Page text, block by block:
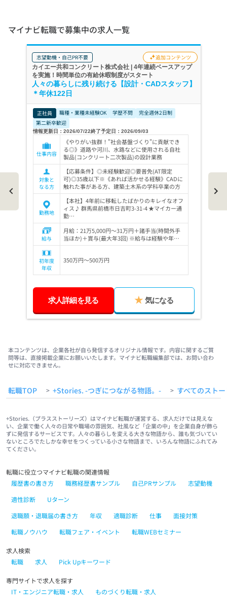
マイナビ転職で募集中の求人一覧
志望動機・自己PR不要 追加コンテンツ
カイエー共和コンクリート株式会社 | 4年連続ベースアップ
を実施！時間単位の有給休暇制度がスタート
人々の暮らしに残り続ける【設計・CADスタッフ】
＊年休122日
正社員 職種・業種未経験OK 学歴不問
完全週休2日制
第二新卒歓迎
情報更新日：2026/07/22終了予定日：2026/09/03
仕事内容
《やりがい抜群！"社会基盤づくり"に貢献でき
る◎》道路や河川、水路などに使用される自社
製品(コンクリート二次製品)の設計業務
対象と
なる方
【応募条件】◎未経験歓迎◎要普免(AT限定
可)◎35歳以下※《あれば活かせる経験》CADに
触れた事がある方、建築土木系の学科卒業の方
勤務地
【本社】4年前に移転したばかりのキレイなオフ
ィス♪ 群馬県前橋市日吉町3-31-4 ★マイカー通
勤…
給与
月給：21万5,000円～31万円＋諸手当(時間外手
当ほか)＋賞与(最大年3回) ※給与は経験や年…
初年度
年収
350万円～500万円
求人詳細を見る 気になる
本コンテンツは、企業各社が自ら発信するオリジナル情報です。内容に関するご質
問等は、直接掲載企業にお願いいたします。マイナビ転職編集部では、お問い合わ
せに対応できません。
転職TOP > +Stories. -つぎにつながる物語。- > すべてのスト
+Stories.（プラスストーリーズ）はマイナビ転職が運営する、求人だけでは見えな
い、企業で働く人々の日常や職場の雰囲気、社風など「企業の中」を企業自身が飾ら
ずに発信するサービスです。人々の暮らしを変える大きな物語から、誰も気づいてい
ないところでたしかな幸せをつくっている小さな物語まで、いろんな物語にふれてみ
てください。
転職に役立つマイナビ転職の関連情報
履歴書の書き方
職務経歴書サンプル 自己PRサンプル
志望動機
適性診断
Uターン
退職願・退職届の書き方
年収 適職診断 仕事
面接対策
転職ノウハウ
転職フェア・イベント 転職WEBセミナー
求人検索
転職
求人 Pick Upキーワード
専門サイトで求人を探す
IT・エンジニア転職・求人
ものづくり転職・求人